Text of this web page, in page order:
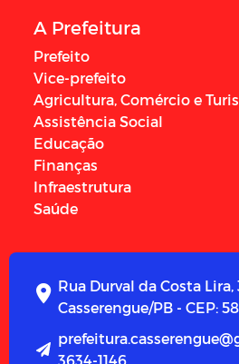
A Prefeitura
Prefeito
Vice-prefeito
Agricultura, Comércio e
Assistência Social
Educação
Finanças
Infraestrutura
Saúde
Rua Durval da Costa Lira,
Casserengue/PB - CEP:
3634-1146